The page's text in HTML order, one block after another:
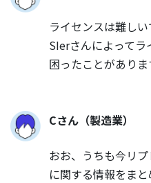
ライセンスは難し
SIerさんによってラ
困ったことがありま
Cさん（製造業）
おお、うちも今リ
に関する情報をま